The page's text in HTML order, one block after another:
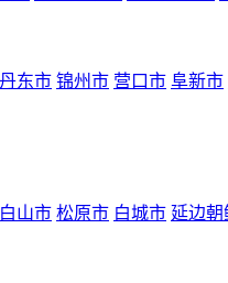
丹东市 锦州市 营口市 阜新市
白山市 松原市 白城市 延边朝